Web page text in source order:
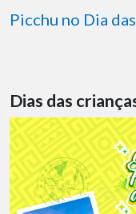
Picchu no Dia
Dias das